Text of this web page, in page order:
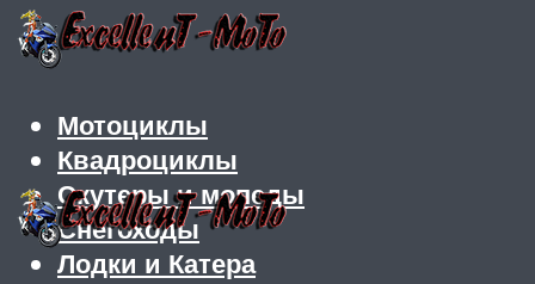
Мотоциклы
Квадроциклы
Скутеры и мопеды
Снегоходы
Лодки и Катера